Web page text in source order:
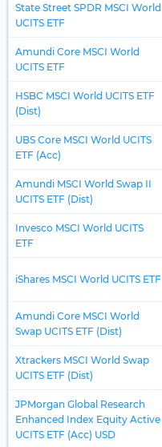
State Street SPDR MSCI World
UCITS ETF
Amundi Core MSCI World
UCITS ETF
HSBC MSCI World UCITS ETF
(Dist)
UBS Core MSCI World UCITS
ETF (Acc)
Amundi MSCI World Swap II
UCITS ETF (Dist)
Invesco MSCI World UCITS
ETF
iShares MSCI World UCITS ETF
Amundi Core MSCI World
Swap UCITS ETF (Dist)
Xtrackers MSCI World Swap
UCITS ETF (Dist)
JPMorgan Global Research
Enhanced Index Equity Active
UCITS ETF (Acc) USD